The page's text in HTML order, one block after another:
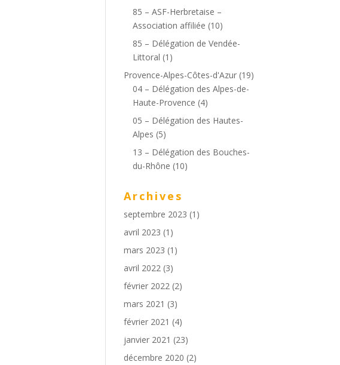
85 – ASF-Herbretaise –
Association affiliée (10)
85 – Délégation de Vendée-
Littoral (1)
Provence-Alpes-Côtes-d'Azur(19)
04 – Délégation des Alpes-de-
Haute-Provence (4)
05 – Délégation des Hautes-
Alpes (5)
13 – Délégation des Bouches-
du-Rhône (10)
Archives
septembre 2023 (1)
avril 2023 (1)
mars 2023 (1)
avril 2022(3)
février 2022(2)
mars 2021 (3)
février 2021 (4)
janvier 2021 (23)
décembre 2020 (2)